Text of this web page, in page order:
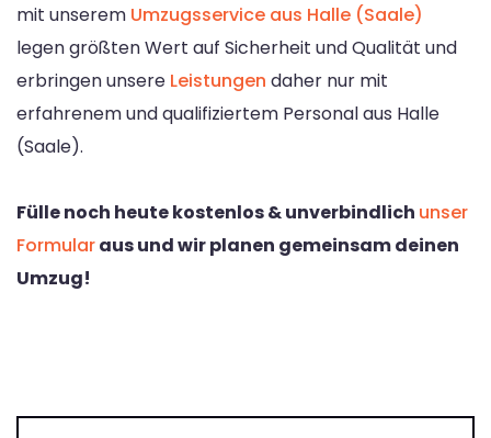
mit unserem Umzugsservice aus Halle (Saale)
legen größten Wert auf Sicherheit und Qualität und
erbringen unsere Leistungen daher nur mit
erfahrenem und qualifiziertem Personal aus Halle
(Saale).
Fülle noch heute kostenlos & unverbindlich unser
Formularaus und wir planen gemeinsam deinen
Umzug!